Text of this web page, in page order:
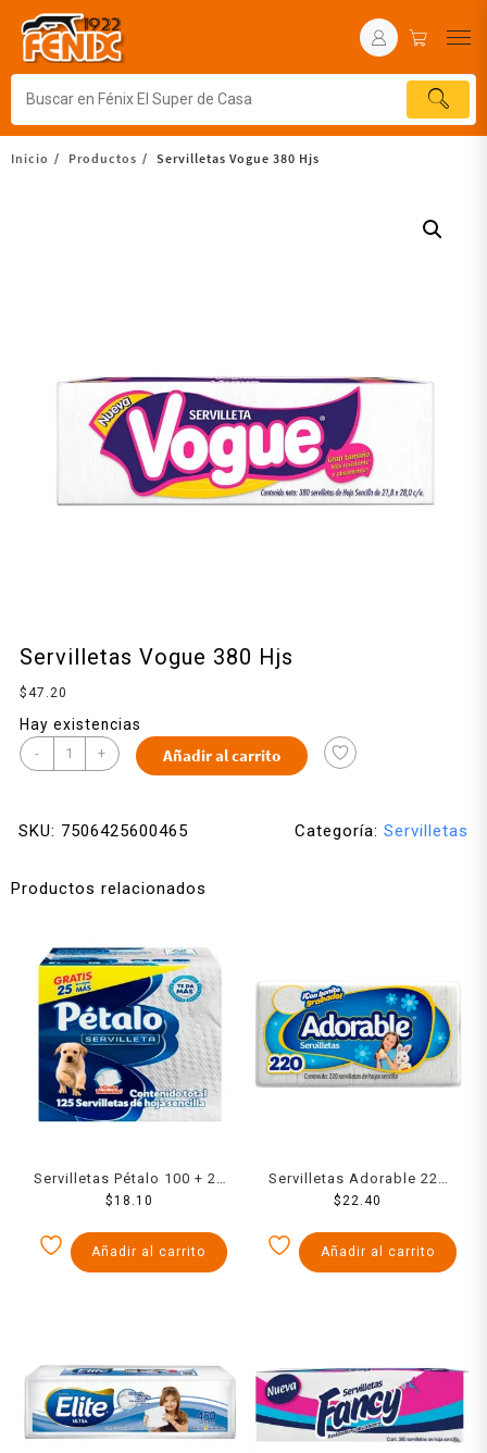
Inicio Productos Servilletas Vogue 380 Hjs
Servilletas Vogue 380 Hjs
$ 47.20
Hay existencias
- + Añadir al carrito
SKU: 7506425600465 Categoría: Servilletas
Productos relacionados
Servilletas Pétalo 100 + 25
pzas
$18.10
Añadir al carrito
Servilletas Adorable 220
pzas
$ 22.40
Añadir al carrito